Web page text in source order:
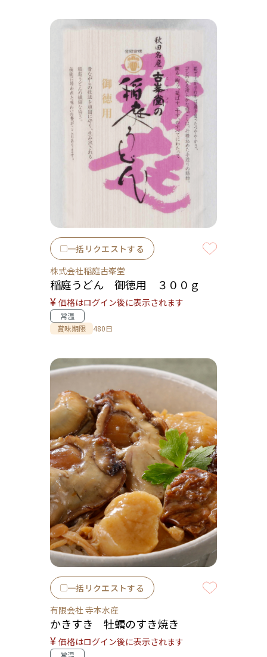
一括リクエストする
株式会社稲庭古峯堂
稲庭うどん 御徳用 ３００ｇ
¥ 価格はログイン後に表示されます
常温
賞味期限
480日
一括リクエストする
有限会社 寺本水産
かきすき 牡蠣のすき焼き
¥ 価格はログイン後に表示されます
常温